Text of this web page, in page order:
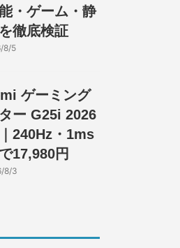
・ゲーム・静
徹底検証
8/5
ゲーミング
ー G25i 2026
240Hz・1ms
17,980円
8/3